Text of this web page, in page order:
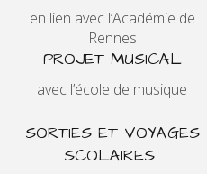
en lien avec l’Académie de
Rennes
PROJET MUSICAL
avec l’école de musique
SORTIES ET VOYAGES
SCOLAIRES